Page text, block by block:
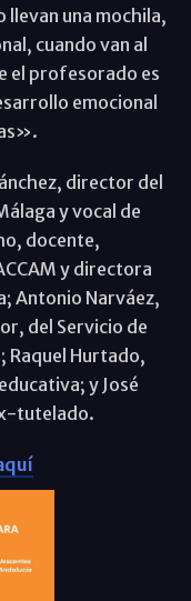
llevan una mochila,
cuando van al
el profesorado es
emocional
director del
y vocal de
docente,
y directora
Antonio Narváez,
del Servicio de
Raquel Hurtado,
y José
tutelado.